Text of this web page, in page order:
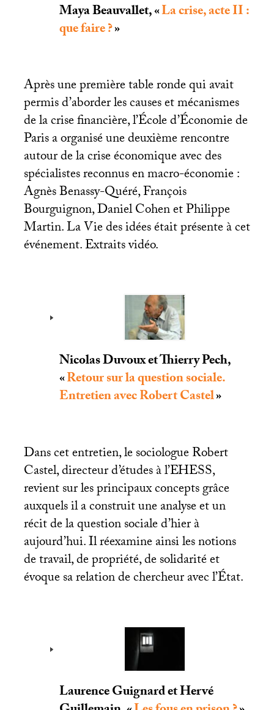
Maya Beauvallet, «La crise, acteII:
que faire?»
Après une première table ronde qui avait
permis d’aborder les causes et mécanismes
de la crise financière, l’École d’Économie de
Paris a organisé une deuxième rencontre
autour de la crise économique avec des
spécialistes reconnus en macro-économie :
Agnès Benassy-Quéré, François
Bourguignon, Daniel Cohen et Philippe
Martin. La Vie des idées était présente à cet
événement. Extraits vidéo.
Nicolas Duvoux et Thierry Pech,
«Retour sur la question sociale.
Entretien avec Robert Castel»
Dans cet entretien, le sociologue Robert
Castel, directeur d’études à l’EHESS,
revient sur les principaux concepts grâce
auxquels il a construit une analyse et un
récit de la question sociale d’hier à
aujourd’hui. Il réexamine ainsi les notions
de travail, de propriété, de solidarité et
évoque sa relation de chercheur avec l’État.
Laurence Guignard et Hervé